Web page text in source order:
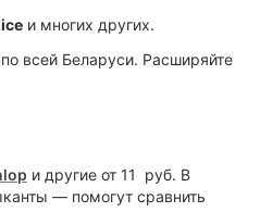
и многих других.
всей Беларуси. Расширяйте
и другие от 11 руб. В
— помогут сравнить